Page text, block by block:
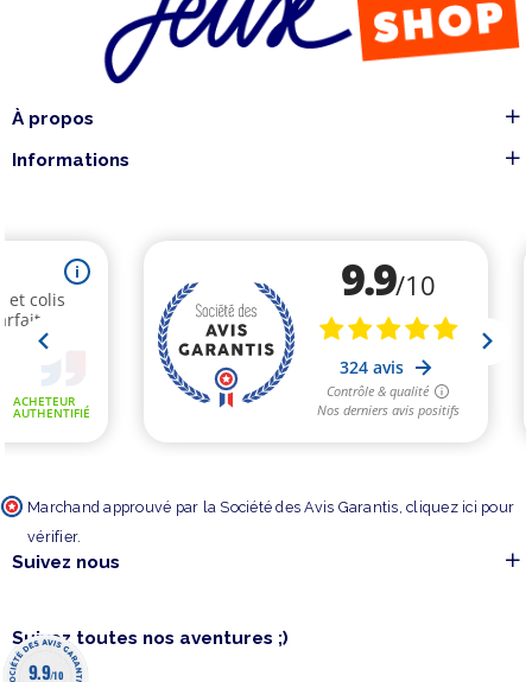
À propos
Informations
Marchand approuvé par la Société des Avis Garantis, cliquez ici pour
vérifier.
Suivez nous
Suivez toutes nos aventures ;)
9.9/10